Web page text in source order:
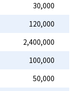
30,000
120,000
2,400,000
100,000
50,000